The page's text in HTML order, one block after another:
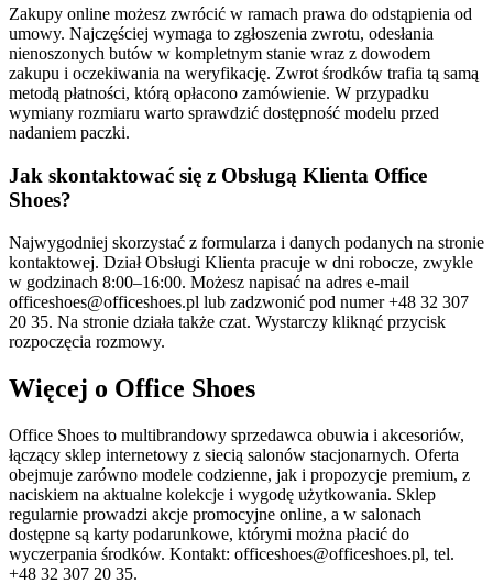
Zakupy online możesz zwrócić w ramach prawa do odstąpienia od
umowy. Najczęściej wymaga to zgłoszenia zwrotu, odesłania
nienoszonych butów w kompletnym stanie wraz z dowodem
zakupu i oczekiwania na weryfikację. Zwrot środków trafia tą samą
metodą płatności, którą opłacono zamówienie. W przypadku
wymiany rozmiaru warto sprawdzić dostępność modelu przed
nadaniem paczki.
Jak skontaktować się z Obsługą Klienta Office
Shoes?
Najwygodniej skorzystać z formularza i danych podanych na stronie
kontaktowej. Dział Obsługi Klienta pracuje w dni robocze, zwykle
w godzinach 8:00–16:00. Możesz napisać na adres e‑mail
officeshoes@officeshoes.pl lub zadzwonić pod numer +48 32 307
20 35. Na stronie działa także czat. Wystarczy kliknąć przycisk
rozpoczęcia rozmowy.
Więcej o Office Shoes
Office Shoes to multibrandowy sprzedawca obuwia i akcesoriów,
łączący sklep internetowy z siecią salonów stacjonarnych. Oferta
obejmuje zarówno modele codzienne, jak i propozycje premium, z
naciskiem na aktualne kolekcje i wygodę użytkowania. Sklep
regularnie prowadzi akcje promocyjne online, a w salonach
dostępne są karty podarunkowe, którymi można płacić do
wyczerpania środków. Kontakt: officeshoes@officeshoes.pl, tel.
+48 32 307 20 35.